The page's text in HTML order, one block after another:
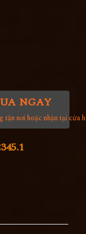
NGAY
tận nơi hoặc nhận tại cửa